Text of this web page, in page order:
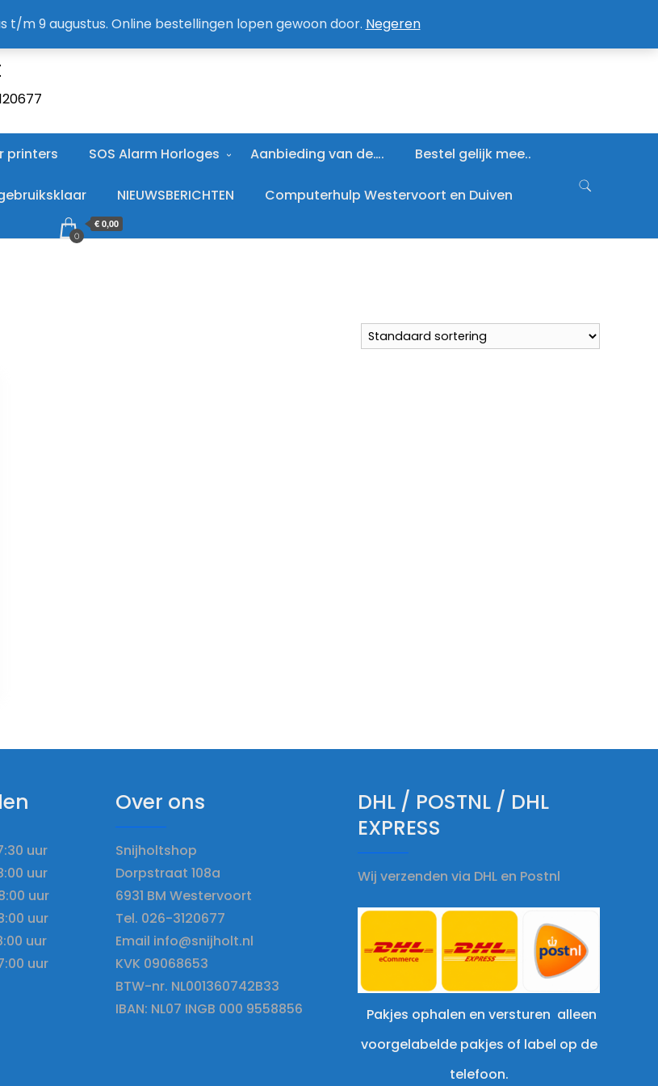
t/m 9 augustus. Online bestellingen lopen gewoon door. Negeren
printers SOS Alarm Horloges Aanbieding van de…. Bestel gelijk mee..
NIEUWSBERICHTEN Computerhulp Westervoort en Duiven
0
€ 0,00
uur
uur
uur
uur
uur
uur
Over ons
Snijholtshop
Dorpstraat 108a
6931 BM Westervoort
Tel. 026-3120677
Email info@snijholt.nl
KVK 09068653
BTW-nr. NL001360742B33
IBAN: NL07 INGB 000 9558856
DHL / POSTNL / DHL
EXPRESS
Wij verzenden via DHL en Postnl
Pakjes ophalen en versturen alleen
voorgelabelde pakjes of label op de
telefoon.